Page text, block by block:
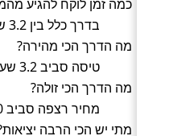
כמה זמן לוקח להגיע
בדרך כלל בין 3.2 שעות ל־31.1 שעות (טיסה).
מה הדרך הכי מהירה?
טיסה סביב 3.2 שעות.
מה הדרך הכי זולה?
מחיר רצפה סביב 60 ₪ ברכבת.
מתי יש הכי הרבה